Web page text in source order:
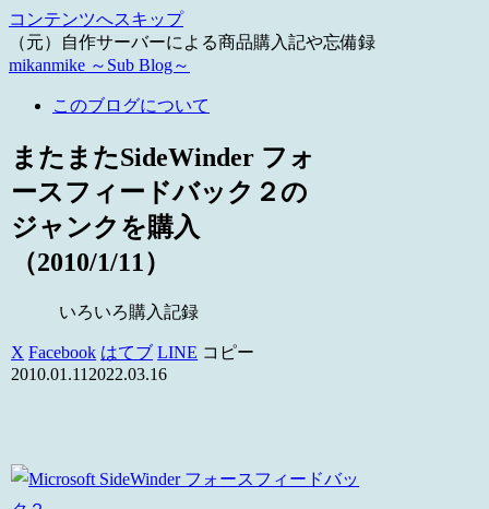
コンテンツへスキップ
（元）自作サーバーによる商品購入記や忘備録
mikanmike ～Sub Blog～
このブログについて
またまたSideWinder フォ
ースフィードバック２の
ジャンクを購入
（2010/1/11）
いろいろ購入記録
X Facebook はてブ LINE コピー
2010.01.11 2022.03.16